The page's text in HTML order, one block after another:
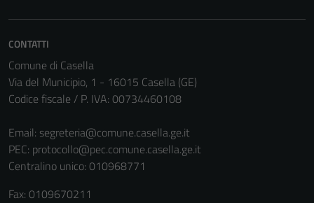
CONTATTI
Comune di Casella
Via del Municipio, 1 - 16015 Casella (GE)
Codice fiscale / P. IVA: 00734460108
Email: segreteria@comune.casella.ge.it
PEC: protocollo@pec.comune.casella.ge.it
Centralino unico: 010968771
Fax: 0109670211